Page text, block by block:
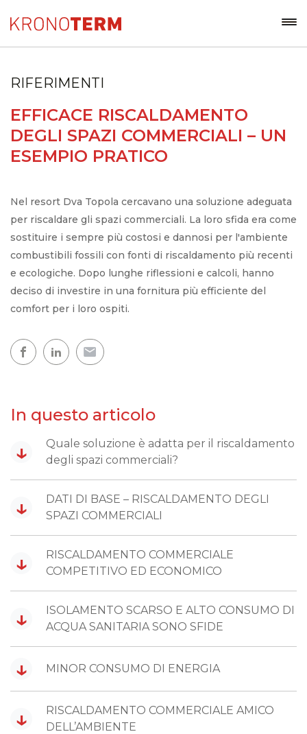
RIFERIMENTI
EFFICACE RISCALDAMENTO
DEGLI SPAZI COMMERCIALI – UN
ESEMPIO PRATICO
Nel resort Dva Topola cercavano una soluzione adeguata
per riscaldare gli spazi commerciali. La loro sfida era come
sostituire i sempre più costosi e dannosi per l'ambiente
combustibili fossili con fonti di riscaldamento più recenti
e ecologiche. Dopo lunghe riflessioni e calcoli, hanno
deciso di investire in una fornitura più efficiente del
comfort per i loro ospiti.
In questo articolo
↓
Quale soluzione è adatta per il riscaldamento
degli spazi commerciali?
↓
DATI DI BASE – RISCALDAMENTO DEGLI
SPAZI COMMERCIALI
↓
RISCALDAMENTO COMMERCIALE
COMPETITIVO ED ECONOMICO
↓
ISOLAMENTO SCARSO E ALTO CONSUMO DI
ACQUA SANITARIA SONO SFIDE
↓ MINOR CONSUMO DI ENERGIA
↓
RISCALDAMENTO COMMERCIALE AMICO
DELL’AMBIENTE